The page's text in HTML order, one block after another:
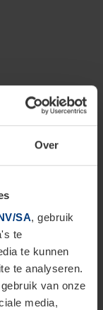
Over
SA, gebruik
te
te kunnen
te analyseren.
van onze
media,